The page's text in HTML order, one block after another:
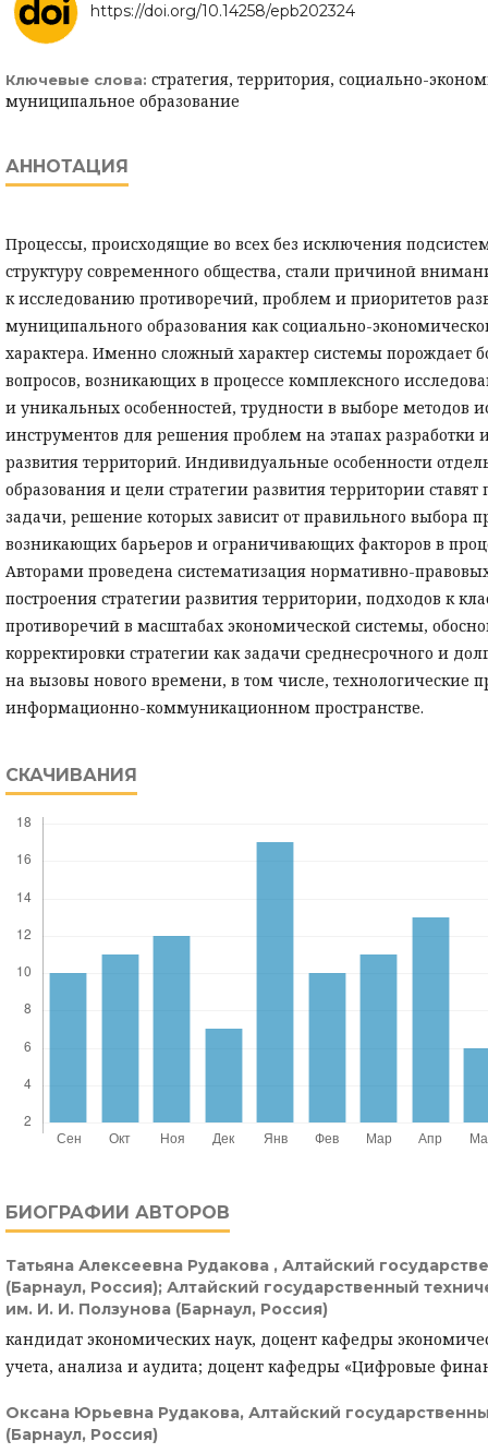
https://doi.org/10.14258/epb202324
Ключевые слова: стратегия, территория, социально-
муниципальное образование
АННОТАЦИЯ
Процессы, происходящие во всех без исключения
структуру современного общества, стали причиной
к исследованию противоречий, проблем и приоритетов
муниципального образования как социально-
характера. Именно сложный характер системы порождает
вопросов, возникающих в процессе комплексного
и уникальных особенностей, трудности в выборе методов
инструментов для решения проблем на этапах разработки
развития территорий. Индивидуальные особенности
образования и цели стратегии развития территории
задачи, решение которых зависит от правильного выбора
возникающих барьеров и ограничивающих факторов в
Авторами проведена систематизация нормативно-
построения стратегии развития территории, подходов к
противоречий в масштабах экономической системы,
корректировки стратегии как задачи среднесрочного и
на вызовы нового времени, в том числе, технологические
информационно-коммуникационном пространстве.
СКАЧИВАНИЯ
БИОГРАФИИ АВТОРОВ
Татьяна Алексеевна Рудакова , Алтайский
(Барнаул, Россия); Алтайский государственный
им. И. И. Ползунова (Барнаул, Россия)
кандидат экономических наук, доцент кафедры
учета, анализа и аудита; доцент кафедры «Цифровые
Оксана Юрьевна Рудакова, Алтайский
(Барнаул, Россия)